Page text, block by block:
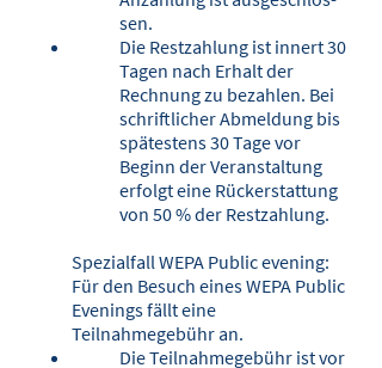
sen.
Die Restzahlung ist innert 30
Tagen nach Erhalt der
Rechnung zu bezahlen. Bei
schriftlicher Abmeldung bis
spätestens 30 Tage vor
Beginn der Veranstaltung
erfolgt eine Rückerstattung
von 50 % der Restzahlung.
Spezialfall WEPA Public evening:
Für den Besuch eines WEPA Public
Evenings fällt eine
Teilnahmegebühr an.
Die Teilnahmegebühr ist vor